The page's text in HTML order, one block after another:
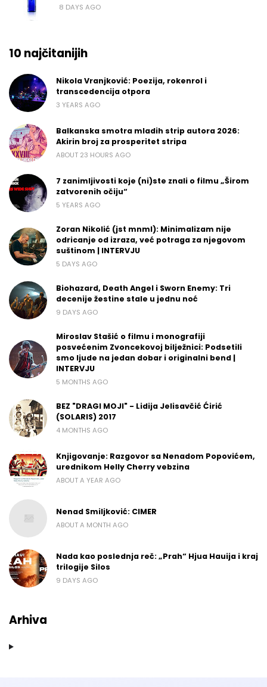
8 DAYS AGO
10 najčitanijih
Nikola Vranjković: Poezija, rokenrol i
transcedencija otpora
3 YEARS AGO
Balkanska smotra mladih strip autora 2026:
Akirin broj za prosperitet stripa
ABOUT 23 HOURS AGO
7 zanimljivosti koje (ni)ste znali o filmu „Širom
zatvorenih očiju“
5 YEARS AGO
Zoran Nikolić (jst mnml): Minimalizam nije
odricanje od izraza, već potraga za njegovom
suštinom | INTERVJU
5 DAYS AGO
Biohazard, Death Angel i Sworn Enemy: Tri
decenije žestine stale u jednu noć
9 DAYS AGO
Miroslav Stašić o filmu i monografiji
posvećenim Zvoncekovoj bilježnici: Podsetili
smo ljude na jedan dobar i originalni bend |
INTERVJU
5 MONTHS AGO
BEZ "DRAGI MOJI" - Lidija Jelisavčić Ćirić
(SOLARIS) 2017
4 MONTHS AGO
Knjigovanje: Razgovor sa Nenadom Popovićem,
urednikom Helly Cherry vebzina
ABOUT A YEAR AGO
Nenad Smiljković: CIMER
ABOUT A MONTH AGO
Nada kao poslednja reč: „Prah“ Hjua Hauija i kraj
trilogije Silos
9 DAYS AGO
Arhiva